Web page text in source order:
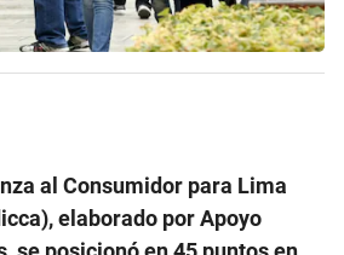
al Consumidor para Lima
elaborado por Apoyo